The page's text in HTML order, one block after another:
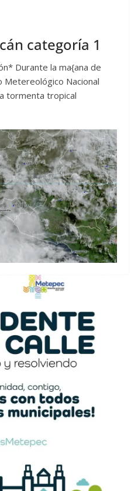
categoría 1
Durante la ma{ana de
Metereológico Nacional
tormenta tropical